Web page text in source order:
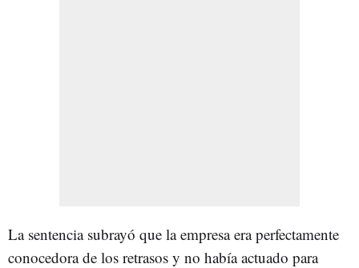
La sentencia subrayó que la empresa era perfectamente
conocedora de los retrasos y no había actuado para